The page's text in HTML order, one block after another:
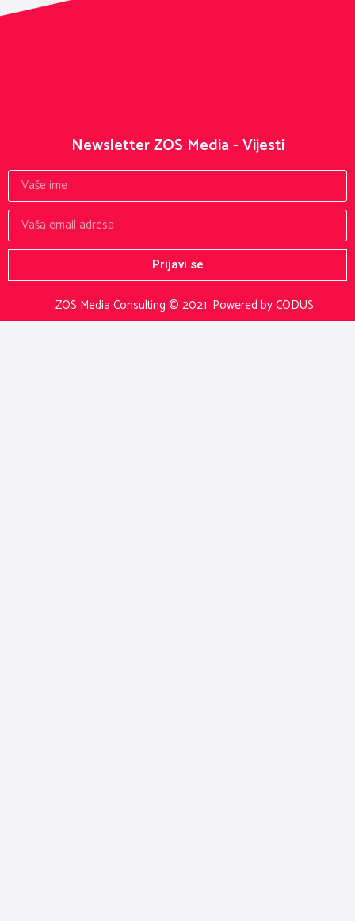
ZOS Media Consulting © 2021. Powered by CODUS
Newsletter ZOS Media - Vijesti
Prijavi se